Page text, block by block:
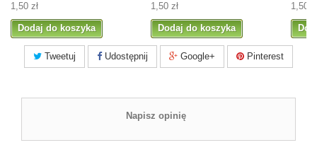
1,50 zł
Dodaj do koszyka
1,50 zł
Dodaj do koszyka
1,50
Tweetuj Udostępnij Google+ Pinterest
Napisz opinię